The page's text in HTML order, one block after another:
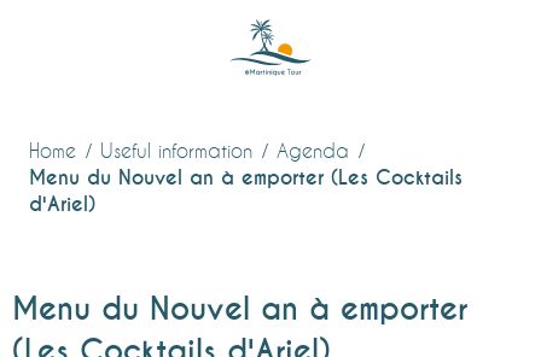
Home Useful information Agenda
Menu du Nouvel an à emporter (Les Cocktails
d'Ariel)
Menu du Nouvel an à emporter